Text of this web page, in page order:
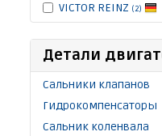
VICTOR REINZ (2)
Детали
Сальники клапанов
Гидрокомпенсаторы
Сальник коленвала